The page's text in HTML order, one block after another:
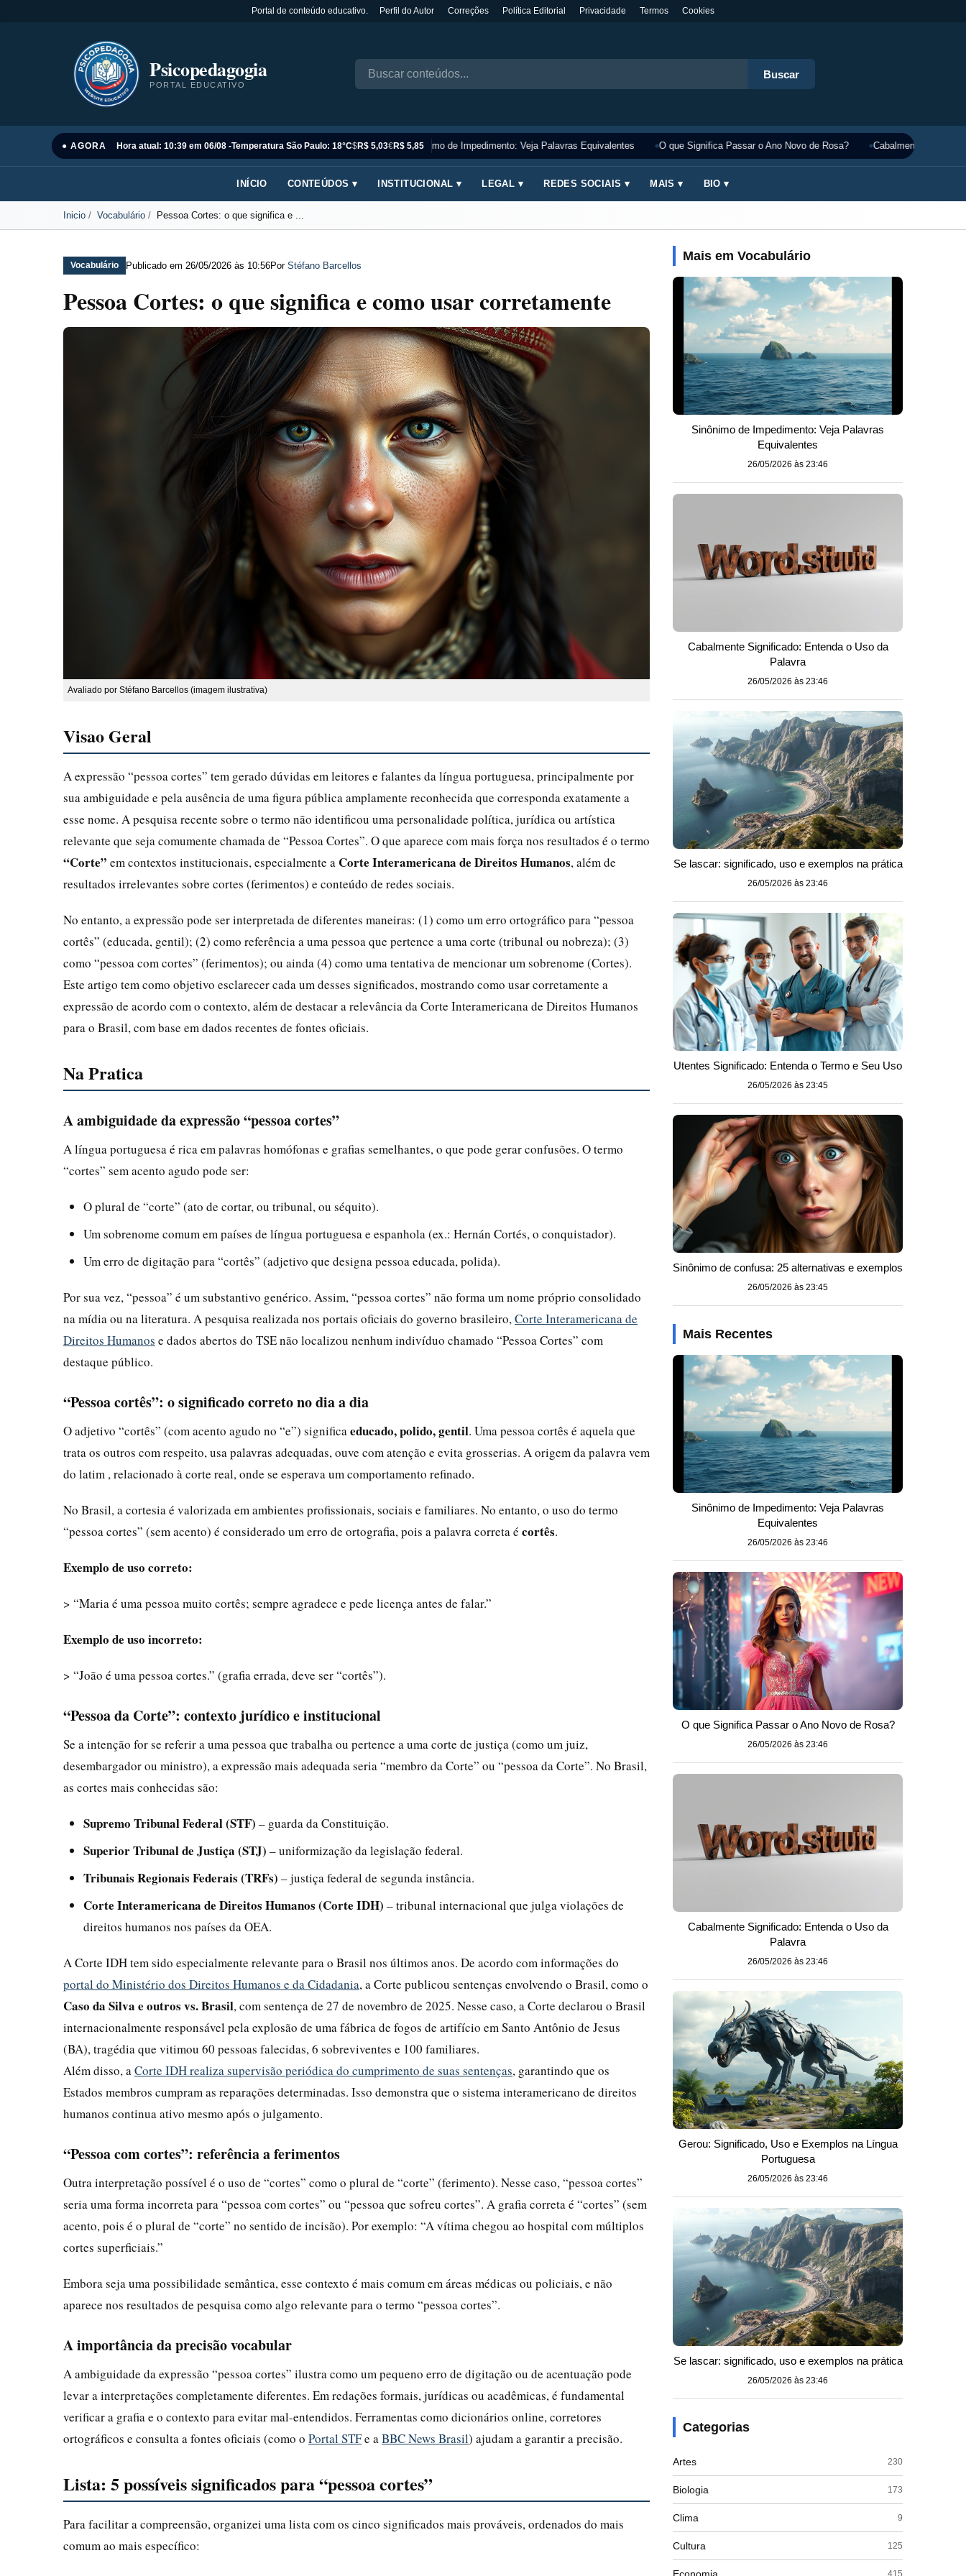
Portal de conteúdo educativo. Perfil do Autor Correções Política Editorial Privacidade Termos Cookies
Psicopedagogia
PORTAL EDUCATIVO
Buscar
● AGORA Hora atual: 10:39 em 06/08 -Temperatura São Paulo: 18°C$R$ 5,03€R$ 5,85
Sinônimo de Impedimento: Veja Palavras Equivalentes O que Significa Passar o Ano Novo de Rosa? Cabalmente
INÍCIO CONTEÚDOS ▾ INSTITUCIONAL ▾ LEGAL ▾ REDES SOCIAIS ▾ MAIS ▾ BIO ▾
Inicio Vocabulário Pessoa Cortes: o que significa e ...
Vocabulário Publicado em 26/05/2026 às 10:56Por Stéfano Barcellos
Pessoa Cortes: o que significa e como usar corretamente
Avaliado por Stéfano Barcellos (imagem ilustrativa)
Visao Geral
A expressão “pessoa cortes” tem gerado dúvidas em leitores e falantes da língua portuguesa, principalmente por
sua ambiguidade e pela ausência de uma figura pública amplamente reconhecida que corresponda exatamente a
esse nome. A pesquisa recente sobre o termo não identificou uma personalidade política, jurídica ou artística
relevante que seja comumente chamada de “Pessoa Cortes”. O que aparece com mais força nos resultados é o termo
“Corte” em contextos institucionais, especialmente a Corte Interamericana de Direitos Humanos, além de
resultados irrelevantes sobre cortes (ferimentos) e conteúdo de redes sociais.
No entanto, a expressão pode ser interpretada de diferentes maneiras: (1) como um erro ortográfico para “pessoa
cortês” (educada, gentil); (2) como referência a uma pessoa que pertence a uma corte (tribunal ou nobreza); (3)
como “pessoa com cortes” (ferimentos); ou ainda (4) como uma tentativa de mencionar um sobrenome (Cortes).
Este artigo tem como objetivo esclarecer cada um desses significados, mostrando como usar corretamente a
expressão de acordo com o contexto, além de destacar a relevância da Corte Interamericana de Direitos Humanos
para o Brasil, com base em dados recentes de fontes oficiais.
Na Pratica
A ambiguidade da expressão “pessoa cortes”
A língua portuguesa é rica em palavras homófonas e grafias semelhantes, o que pode gerar confusões. O termo
“cortes” sem acento agudo pode ser:
O plural de “corte” (ato de cortar, ou tribunal, ou séquito).
Um sobrenome comum em países de língua portuguesa e espanhola (ex.: Hernán Cortés, o conquistador).
Um erro de digitação para “cortês” (adjetivo que designa pessoa educada, polida).
Por sua vez, “pessoa” é um substantivo genérico. Assim, “pessoa cortes” não forma um nome próprio consolidado
na mídia ou na literatura. A pesquisa realizada nos portais oficiais do governo brasileiro, Corte Interamericana de
Direitos Humanos e dados abertos do TSE não localizou nenhum indivíduo chamado “Pessoa Cortes” com
destaque público.
“Pessoa cortês”: o significado correto no dia a dia
O adjetivo “cortês” (com acento agudo no “e”) significa educado, polido, gentil. Uma pessoa cortês é aquela que
trata os outros com respeito, usa palavras adequadas, ouve com atenção e evita grosserias. A origem da palavra vem
do latim , relacionado à corte real, onde se esperava um comportamento refinado.
No Brasil, a cortesia é valorizada em ambientes profissionais, sociais e familiares. No entanto, o uso do termo
“pessoa cortes” (sem acento) é considerado um erro de ortografia, pois a palavra correta é cortês.
Exemplo de uso correto:
> “Maria é uma pessoa muito cortês; sempre agradece e pede licença antes de falar.”
Exemplo de uso incorreto:
> “João é uma pessoa cortes.” (grafia errada, deve ser “cortês”).
“Pessoa da Corte”: contexto jurídico e institucional
Se a intenção for se referir a uma pessoa que trabalha ou pertence a uma corte de justiça (como um juiz,
desembargador ou ministro), a expressão mais adequada seria “membro da Corte” ou “pessoa da Corte”. No Brasil,
as cortes mais conhecidas são:
Supremo Tribunal Federal (STF) – guarda da Constituição.
Superior Tribunal de Justiça (STJ) – uniformização da legislação federal.
Tribunais Regionais Federais (TRFs) – justiça federal de segunda instância.
Corte Interamericana de Direitos Humanos (Corte IDH) – tribunal internacional que julga violações de
direitos humanos nos países da OEA.
A Corte IDH tem sido especialmente relevante para o Brasil nos últimos anos. De acordo com informações do
portal do Ministério dos Direitos Humanos e da Cidadania, a Corte publicou sentenças envolvendo o Brasil, como o
Caso da Silva e outros vs. Brasil, com sentença de 27 de novembro de 2025. Nesse caso, a Corte declarou o Brasil
internacionalmente responsável pela explosão de uma fábrica de fogos de artifício em Santo Antônio de Jesus
(BA), tragédia que vitimou 60 pessoas falecidas, 6 sobreviventes e 100 familiares.
Além disso, a Corte IDH realiza supervisão periódica do cumprimento de suas sentenças, garantindo que os
Estados membros cumpram as reparações determinadas. Isso demonstra que o sistema interamericano de direitos
humanos continua ativo mesmo após o julgamento.
“Pessoa com cortes”: referência a ferimentos
Outra interpretação possível é o uso de “cortes” como o plural de “corte” (ferimento). Nesse caso, “pessoa cortes”
seria uma forma incorreta para “pessoa com cortes” ou “pessoa que sofreu cortes”. A grafia correta é “cortes” (sem
acento, pois é o plural de “corte” no sentido de incisão). Por exemplo: “A vítima chegou ao hospital com múltiplos
cortes superficiais.”
Embora seja uma possibilidade semântica, esse contexto é mais comum em áreas médicas ou policiais, e não
aparece nos resultados de pesquisa como algo relevante para o termo “pessoa cortes”.
A importância da precisão vocabular
A ambiguidade da expressão “pessoa cortes” ilustra como um pequeno erro de digitação ou de acentuação pode
levar a interpretações completamente diferentes. Em redações formais, jurídicas ou acadêmicas, é fundamental
verificar a grafia e o contexto para evitar mal-entendidos. Ferramentas como dicionários online, corretores
ortográficos e consulta a fontes oficiais (como o Portal STFe a BBC News Brasil) ajudam a garantir a precisão.
Lista: 5 possíveis significados para “pessoa cortes”
Para facilitar a compreensão, organizei uma lista com os cinco significados mais prováveis, ordenados do mais
comum ao mais específico:
Mais em Vocabulário
Sinônimo de Impedimento: Veja Palavras
Equivalentes
26/05/2026 às 23:46
Cabalmente Significado: Entenda o Uso da
Palavra
26/05/2026 às 23:46
Se lascar: significado, uso e exemplos na prática
26/05/2026 às 23:46
Utentes Significado: Entenda o Termo e Seu Uso
26/05/2026 às 23:45
Sinônimo de confusa: 25 alternativas e exemplos
26/05/2026 às 23:45
Mais Recentes
Sinônimo de Impedimento: Veja Palavras
Equivalentes
26/05/2026 às 23:46
O que Significa Passar o Ano Novo de Rosa?
26/05/2026 às 23:46
Cabalmente Significado: Entenda o Uso da
Palavra
26/05/2026 às 23:46
Gerou: Significado, Uso e Exemplos na Língua
Portuguesa
26/05/2026 às 23:46
Se lascar: significado, uso e exemplos na prática
26/05/2026 às 23:46
Categorias
Artes 230
Biologia 173
Clima 9
Cultura 125
415